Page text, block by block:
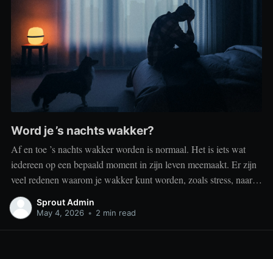
Word je ’s nachts wakker?
Af en toe ’s nachts wakker worden is normaal. Het is iets wat
iedereen op een bepaald moment in zijn leven meemaakt. Er zijn
veel redenen waarom je wakker kunt worden, zoals stress, naar
het toilet moeten, je omgeving of medische aandoeningen die je
slaap beïnvloeden. Dit is geen probleem
Sprout Admin
May 4, 2026 • 2 min read